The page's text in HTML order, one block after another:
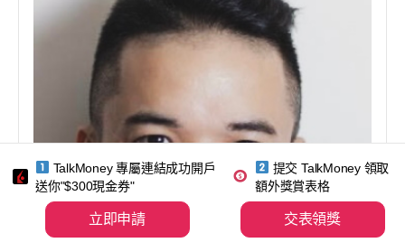
TalkMoney 專屬連結成功開戶
送你"$300現金券"
立即申請
提交 TalkMoney 領取
額外獎賞表格
交表領獎